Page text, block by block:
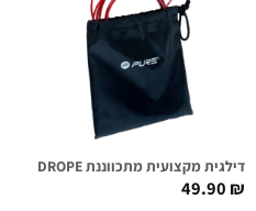
דילגית מקצועית מתכווננת PURE P2I SPEEDROPE
49.90₪